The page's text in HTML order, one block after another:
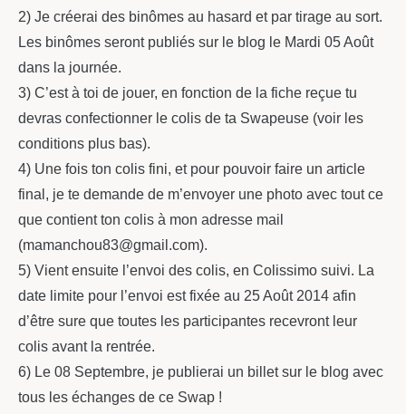
2) Je créerai des binômes au hasard et par tirage au sort.
Les binômes seront publiés sur le blog le Mardi 05 Août
dans la journée.
3) C’est à toi de jouer, en fonction de la fiche reçue tu
devras confectionner le colis de ta Swapeuse (voir les
conditions plus bas).
4) Une fois ton colis fini, et pour pouvoir faire un article
final, je te demande de m’envoyer une photo avec tout ce
que contient ton colis à mon adresse mail
(mamanchou83@gmail.com).
5) Vient ensuite l’envoi des colis, en Colissimo suivi. La
date limite pour l’envoi est fixée au 25 Août 2014 afin
d’être sure que toutes les participantes recevront leur
colis avant la rentrée.
6) Le 08 Septembre, je publierai un billet sur le blog avec
tous les échanges de ce Swap !